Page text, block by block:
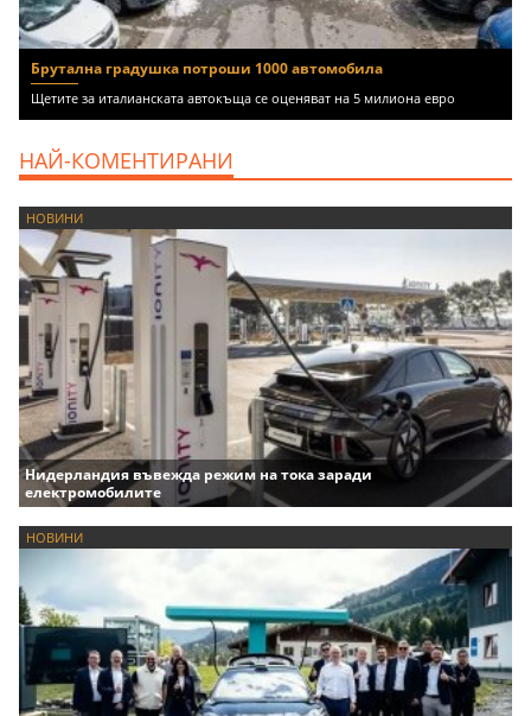
Брутална градушка потроши 1000 автомобила
Щетите за италианската автокъща се оценяват на 5 милиона евро
НАЙ-КОМЕНТИРАНИ
НОВИНИ
Нидерландия въвежда режим на тока заради
електромобилите
НОВИНИ